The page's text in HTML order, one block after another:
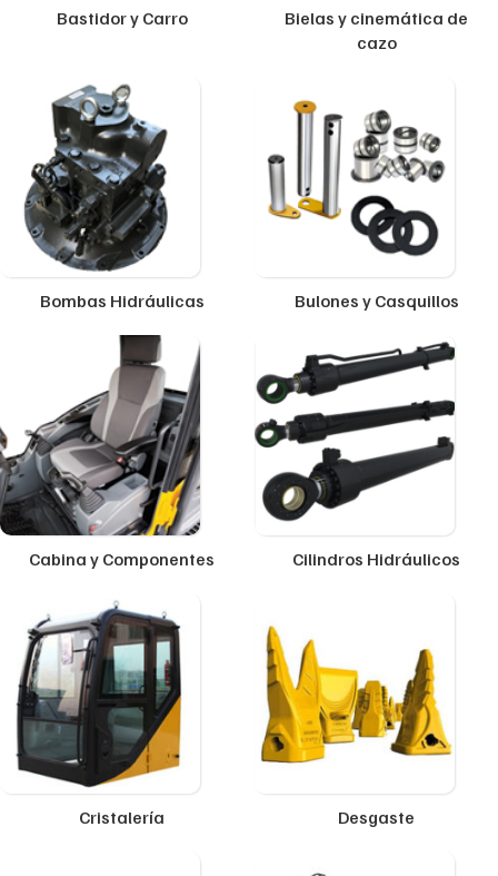
Bastidor y Carro
Bielas y cinemática de
cazo
Bombas Hidráulicas Bulones y Casquillos
Cabina y Componentes Cilindros Hidráulicos
Cristalería Desgaste